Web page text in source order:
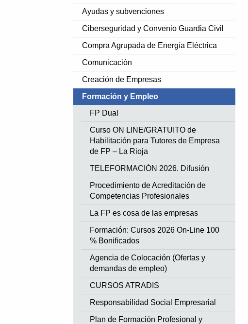
Ayudas y subvenciones
Ciberseguridad y Convenio Guardia Civil
Compra Agrupada de Energía Eléctrica
Comunicación
Creación de Empresas
Formación y Empleo
FP Dual
Curso ON LINE/GRATUITO de
Habilitación para Tutores de Empresa
de FP – La Rioja
TELEFORMACIÓN 2026. Difusión
Procedimiento de Acreditación de
Competencias Profesionales
La FP es cosa de las empresas
Formación: Cursos 2026 On-Line 100
% Bonificados
Agencia de Colocación (Ofertas y
demandas de empleo)
CURSOS ATRADIS
Responsabilidad Social Empresarial
Plan de Formación Profesional y